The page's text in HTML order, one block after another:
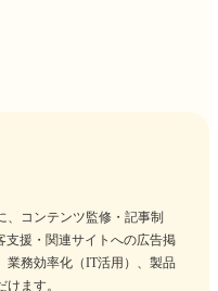
、コンテンツ監修・記事制
支援・関連サイトへの広告掲
業務効率化（IT活用）、製品
ます。